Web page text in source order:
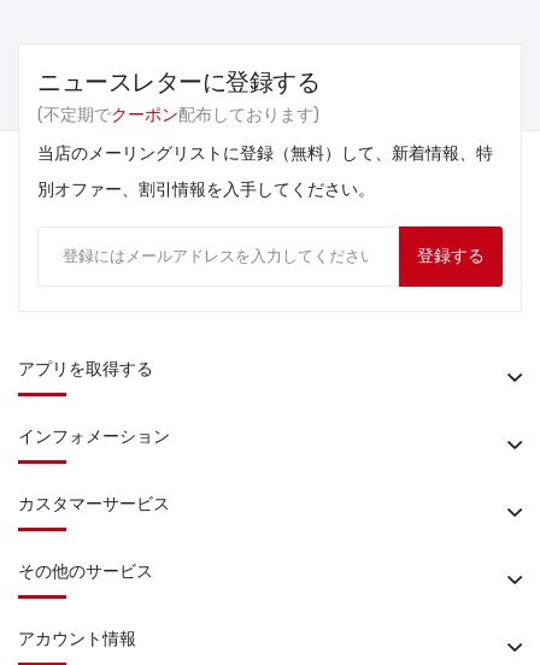
ニュースレターに登録する
(不定期でクーポン配布しております)
当店のメーリングリストに登録（無料）して、新着情報、特
別オファー、割引情報を入手してください。
登録する
アプリを取得する
インフォメーション
カスタマーサービス
その他のサービス
アカウント情報